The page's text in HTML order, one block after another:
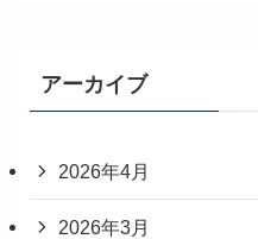
アーカイブ
2026年4月
2026年3月